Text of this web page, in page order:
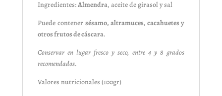
Ingredientes:Almendra, aceite de girasol y sal
Puede contener sésamo, altramuces, cacahuetes y
otros frutos de cáscara.
Conservar en lugar fresco y seco, entre 4 y 8 grados
recomendados.
Valores nutricionales (100gr)